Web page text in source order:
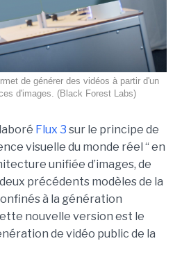
de générer des vidéos à partir d'un
d'images. (Black Forest Labs)
Flux 3 sur le principe de
visuelle du monde réel “ en
unifiée d’images, de
précédents modèles de la
à la génération
nouvelle version est le
de vidéo public de la